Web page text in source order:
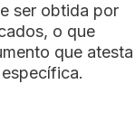
ser obtida por
o que
que atesta